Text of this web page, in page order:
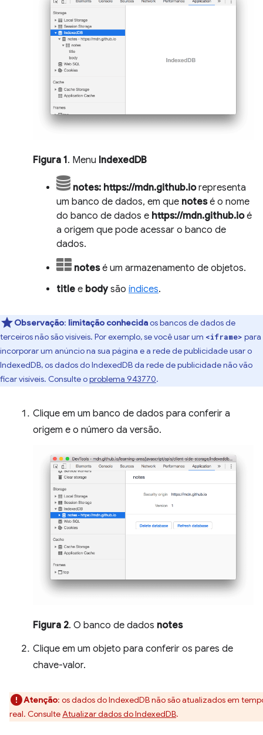
Figura 1. Menu IndexedDB
notes: https://mdn.github.iorepresenta
um banco de dados, em que notesé o nome
do banco de dados e https://mdn.github.ioé
a origem que pode acessar o banco de
dados.
notesé um armazenamento de objetos.
title e bodysão índices.
Observação: limitação conhecidaos bancos de dados de
terceiros não são visíveis. Por exemplo, se você usar um <iframe> para
incorporar um anúncio na sua página e a rede de publicidade usar o
IndexedDB, os dados do IndexedDB da rede de publicidade não vão
ficar visíveis. Consulte oproblema 943770.
Clique em um banco de dados para conferir a
origem e o número da versão.
Figura 2. O banco de dados notes
Clique em um objeto para conferir os pares de
chave-valor.
Atenção: os dados do IndexedDB não são atualizados em
real. ConsulteAtualizar dados do IndexedDB.